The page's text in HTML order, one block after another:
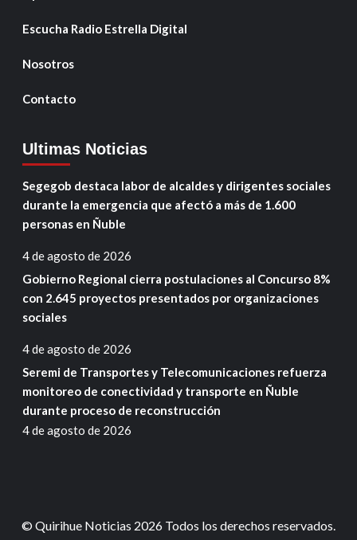
Escucha Radio Estrella Digital
Nosotros
Contacto
Ultimas Noticias
Segegob destaca labor de alcaldes y dirigentes sociales
durante la emergencia que afectó a más de 1.600
personas en Ñuble
4 de agosto de 2026
Gobierno Regional cierra postulaciones al Concurso 8%
con 2.645 proyectos presentados por organizaciones
sociales
4 de agosto de 2026
Seremi de Transportes y Telecomunicaciones refuerza
monitoreo de conectividad y transporte en Ñuble
durante proceso de reconstrucción
4 de agosto de 2026